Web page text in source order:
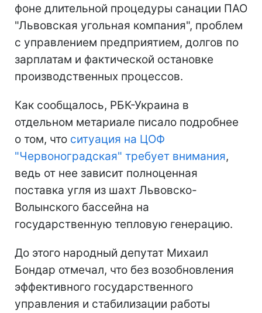
фоне длительной процедуры санации ПАО
"Львовская угольная компания", проблем
с управлением предприятием, долгов по
зарплатам и фактической остановке
производственных процессов.
Как сообщалось, РБК-Украина в
отдельном метариале писало подробнее
о том, что ситуация на ЦОФ
"Червоноградская" требует внимания,
ведь от нее зависит полноценная
поставка угля из шахт Львовско-
Волынского бассейна на
государственную тепловую генерацию.
До этого народный депутат Михаил
Бондар отмечал, что без возобновления
эффективного государственного
управления и стабилизации работы